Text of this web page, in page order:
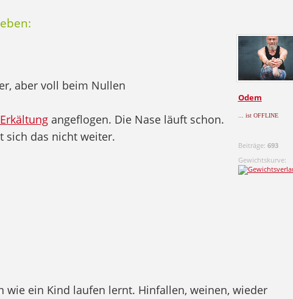
Odem
... ist OFFLINE
Beiträge: 693
Gewichtskurve:
aber voll beim Nullen
Erkältungangeflogen. Die Nase läuft schon.
sich das nicht weiter.
wie ein Kind laufen lernt. Hinfallen, weinen, wieder